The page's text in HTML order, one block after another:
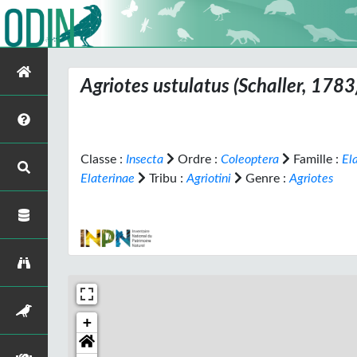
Agriotes ustulatus (Schaller,
Classe : Insecta Ordre : Coleoptera Famille :
Elaterinae
Tribu : Agriotini Genre : Agriotes
+